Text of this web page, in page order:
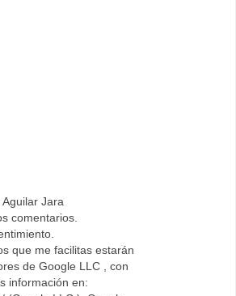
Jara
comentarios.
que me facilitas estarán
de Google LLC , con
información en: